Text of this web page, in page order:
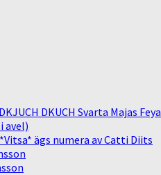
DKUCH Svarta Majas Feya
avel)
*Vitsa* ägs numera av Catti Diits